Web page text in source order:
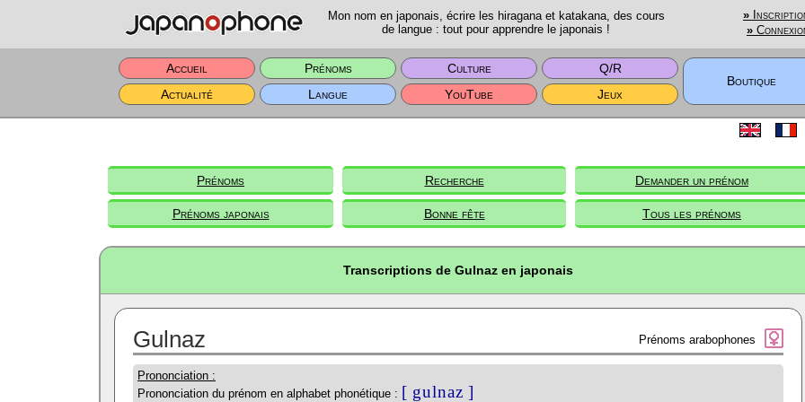
Mon nom en japonais, écrire les hiragana et katakana, des cours
de langue : tout pour apprendre le japonais !
»
»
Accueil Prénoms Culture
Q/R
Boutique
Actualité
Langue YouTube Jeux
Prénoms Recherche Demander un prénom
Prénoms japonais Bonne fête Tous les prénoms
Transcriptions de Gulnaz en japonais
Gulnaz Prénoms arabophones
Prononciation :
Prononciation du prénom en alphabet phonétique : [ gulnaz ]